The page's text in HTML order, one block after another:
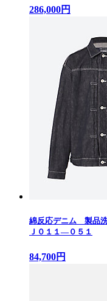
286,000円
綿反応デニム 製
Ｊ０１１—０５１
84,700円